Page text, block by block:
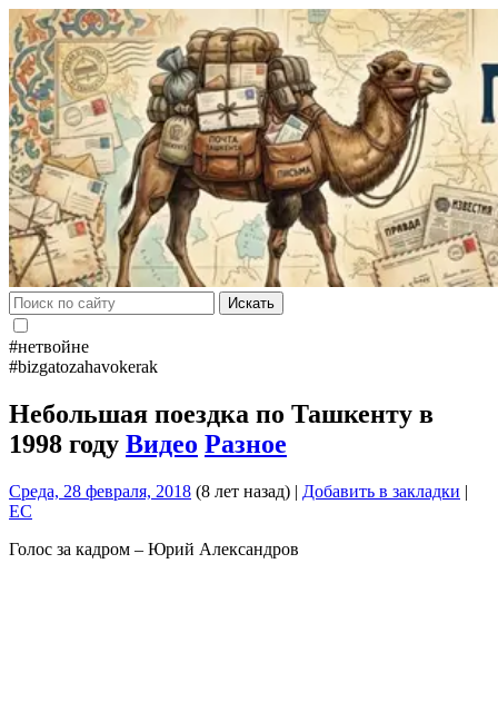
Искать
#нетвойне
#bizgatozahavokerak
Небольшая поездка по Ташкенту в
1998 году Видео Разное
Среда, 28 февраля, 2018 (8 лет назад) | Добавить в закладки |
EC
Голос за кадром – Юрий Александров